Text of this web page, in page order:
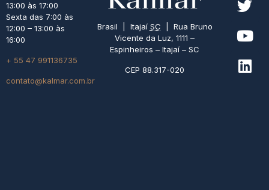
13:00 às 17:00
Sexta das 7:00 às
12:00 – 13:00 às
16:00
+ 55 47 991136735
contato@kalmar.com.br
Brasil | Itajaí SC | Rua Bruno
Vicente da Luz, 1111 –
Espinheiros – Itajaí – SC
CEP 88.317-020